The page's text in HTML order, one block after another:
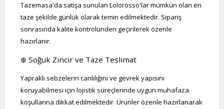
Tazemasa'da satışa sunulan Lolorosso'lar mümkün olan en
taze şekilde günlük olarak temin edilmektedir. Sipariş
sonrasında kalite kontrolünden geçirilerek özenle
hazırlanır.
❄️ Soğuk Zincir ve Taze Teslimat
Yapraklı sebzelerin canlılığını ve gevrek yapısını
koruyabilmesi için lojistik süreçlerinde uygun muhafaza
koşullarına dikkat edilmektedir. Ürünler özenle hazırlanarak